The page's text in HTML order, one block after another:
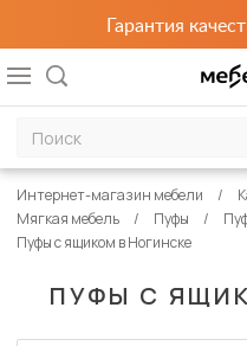
Гарантия
ПУФЫ С
Интернет-магазин мебели
Мягкая мебель
Пуфы
Пуфы с ящиком в Ногинске